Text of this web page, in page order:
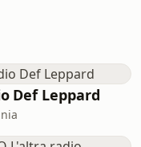
Def Leppard